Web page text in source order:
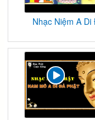
Nhạc Niệm A Di